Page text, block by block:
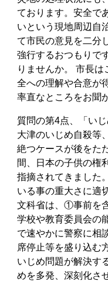
ております。安全で
いという現地周辺自
て市民の意見を二分
強行するおつもりで
りませんか。 市長
全への理解や合意が
率直なところをお聞
質問の第4点、「い
大津のいじめ自殺等
絶つケースが後をた
間、日本の子供の権
指摘されてきました
いる事の重大さに適
文科省は、①事前を
学校や教育委員会の
で速やかに警察に相
席停止等を盛り込む
いじめ問題が解決す
めを多発、深刻化さ